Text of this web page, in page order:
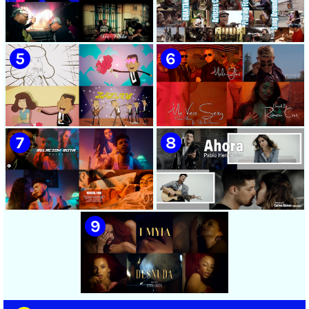
🟡 Chacal - ¨No Volveré¨ -
Videoclip - Dirección: Adrián
Sánchez Ávila
🟡 Adrián Berazaín & Luna
Manzanares - ¨Ya es
después¨ - Videoclip -
Dirección: Lester Hamlet
🟡 Sweet Lizzy Project -
¨Nothing Lasts¨ - Videoclip -
Dirección: Víctor Vinuesa
(Vitiko)
🟡 75 Artistas Cubanos
¨Guantanamera¨ - Playing
For Change - Song Around
The World
🟡 Zafiros - ¨Un nombre de
mujer¨ - Proyecto Anima
EGREM - Videoclip Animado
- Dirección: Landy García
🟡 Máxima Alerta & Eduardo
Antonio - ¨Me veo sexy¨ -
Videoclip - Dirección:
Ramón Cruz
🟡 Naldo - ¨Relación rota¨ 📺
Videoclip - 🎬 Director: Visual
EME
🟡 Pablo Hernández -
¨Ahora¨ 📺 Videoclip - 🎬
Director: Carlos Gómez